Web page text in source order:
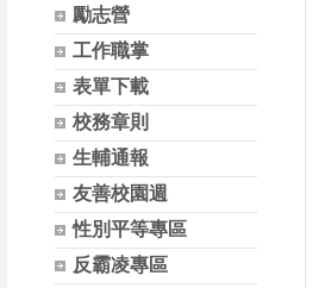
勵志營
工作職掌
表單下載
校務章則
生輔通報
友善校園週
性別平等專區
反霸凌專區